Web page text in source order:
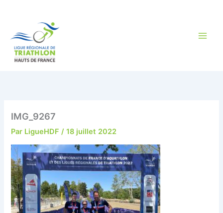
IMG_9267
Par LigueHDF/18 juillet 2022